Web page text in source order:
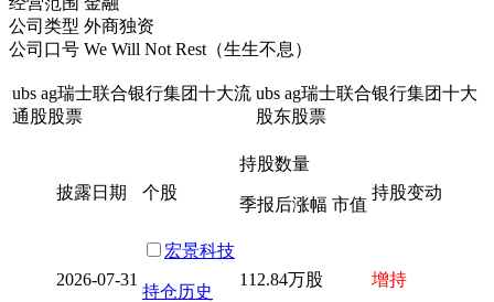
公司类型 外商独资
公司口号 We Will Not Rest（生生不息）
ubs ag瑞士联合银行集团十大流
通股股票
ubs ag瑞士联合银行集团十大
股东股票
披露日期 个股
持股数量
季报后涨幅 市值
持股变动
2026-07-31
宏景科技
持仓历史
112.84万股 增持